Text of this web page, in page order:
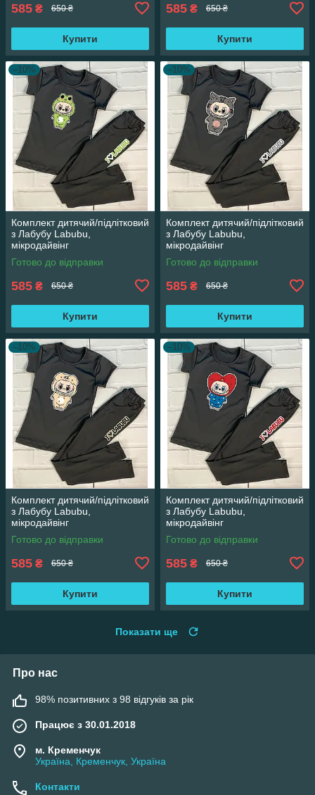
585 ₴ 650 ₴
Купити
585 ₴ 650 ₴
Купити
–10%
Комплект дитячий/підлітковий
з Лабубу Labubu,
мікродайвінг
Готово до відправки
585 ₴ 650 ₴
Купити
–10%
Комплект дитячий/підлітковий
з Лабубу Labubu,
мікродайвінг
Готово до відправки
585 ₴ 650 ₴
Купити
–10%
Комплект дитячий/підлітковий
з Лабубу Labubu,
мікродайвінг
Готово до відправки
585 ₴ 650 ₴
Купити
–10%
Комплект дитячий/підлітковий
з Лабубу Labubu,
мікродайвінг
Готово до відправки
585 ₴ 650 ₴
Купити
Показати ще
Про нас
98% позитивних з 98 відгуків за рік
Працює з 30.01.2018
м. Кременчук
Україна, Кременчук, Україна
Контакти